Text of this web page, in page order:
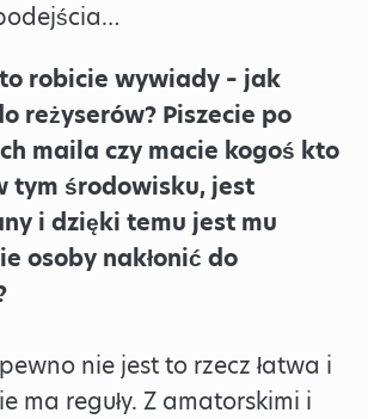
robicie wywiady – jak
reżyserów? Piszecie po
maila czy macie kogoś kto
tym środowisku, jest
i dzięki temu jest mu
osoby nakłonić do
nie jest to rzecz łatwa i
ma reguły. Z amatorskimi i